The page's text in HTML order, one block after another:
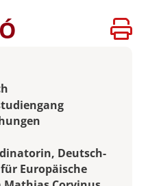
Deutsch-
Europäische